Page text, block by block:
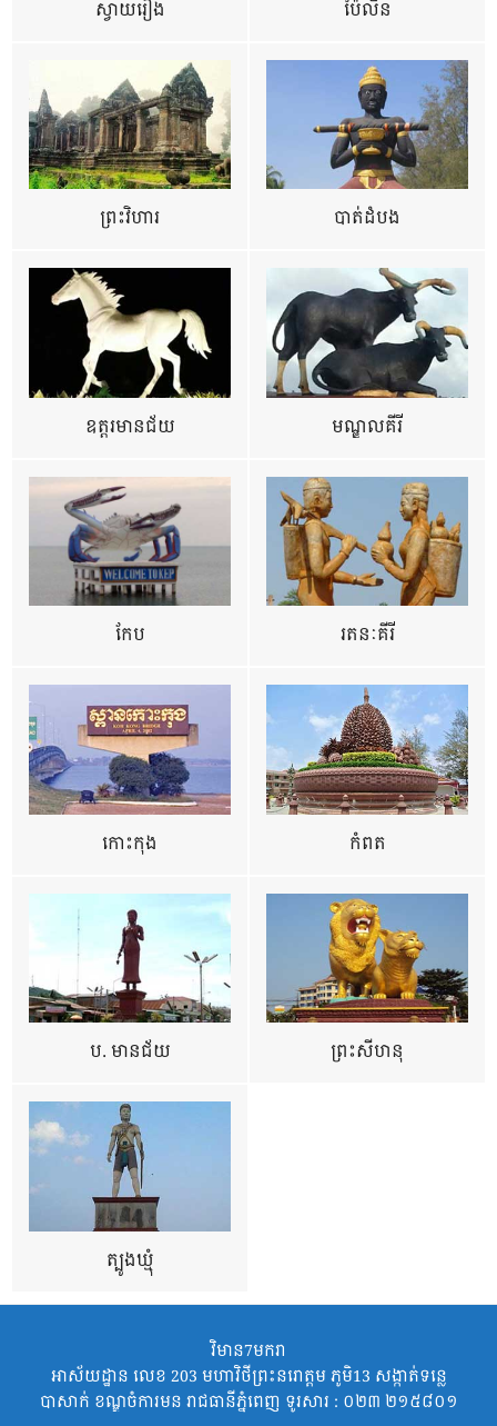
ស្វាយរៀង ប៉ៃលិន
ព្រះវិហារ បាត់ដំបង
ឧត្ដរមានជ័យ មណ្ឌលគីរី
កែប រតនៈគីរី
កោះកុង កំពត
ប. មានជ័យ ព្រះសីហនុ
ត្បូងឃ្មុំ
វិមាន7មករា
អាស័យដ្ឋាន លេខ 203 មហាវិថីព្រះនរោត្តម ភូមិ13 សង្កាត់ទន្លេ
បាសាក់ ខណ្ឌចំការមន រាជធានីភ្នំពេញ ទូរសារ : ០២៣ ២១៥៨០១